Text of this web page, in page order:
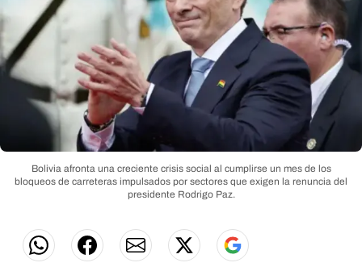
Bolivia afronta una creciente crisis social al cumplirse un mes de los
bloqueos de carreteras impulsados por sectores que exigen la renuncia del
presidente Rodrigo Paz.